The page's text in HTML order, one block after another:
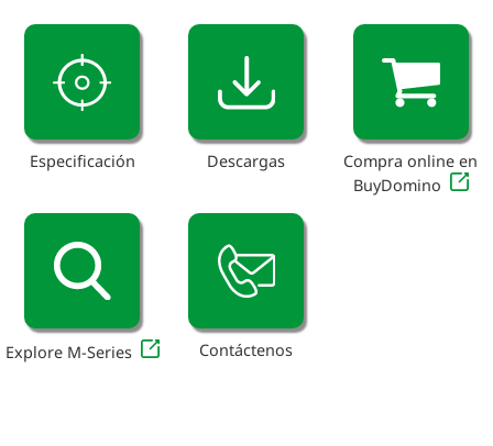
Especificación Descargas
Compra online en
BuyDomino
Explore M-Series Contáctenos